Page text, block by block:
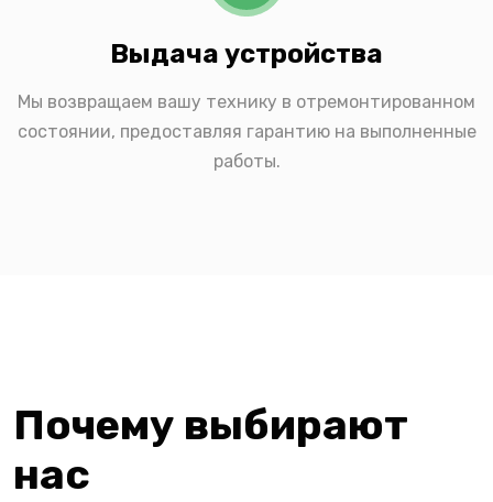
Выдача устройства
Мы возвращаем вашу технику в отремонтированном
состоянии, предоставляя гарантию на выполненные
работы.
Почему выбирают
нас